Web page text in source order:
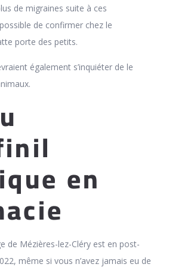
de migraines suite à ces
de confirmer chez le
porte des petits.
également s’inquiéter de le
en
de Mézières-lez-Cléry est en post-
même si vous n’avez jamais eu de